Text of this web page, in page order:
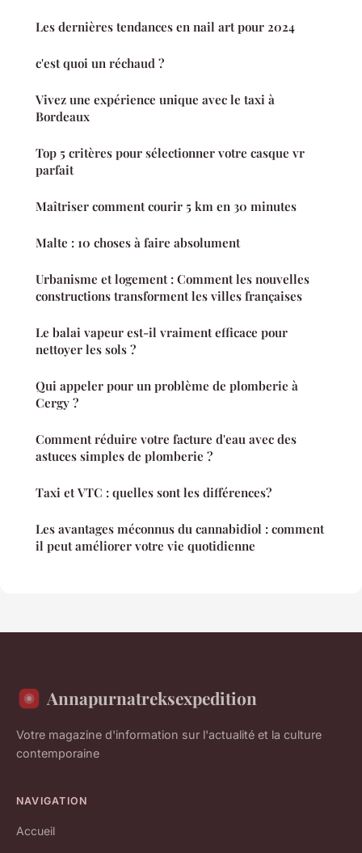
Les dernières tendances en nail art pour 2024
c'est quoi un réchaud ?
Vivez une expérience unique avec le taxi à
Bordeaux
Top 5 critères pour sélectionner votre casque vr
parfait
Maîtriser comment courir 5 km en 30 minutes
Malte : 10 choses à faire absolument
Urbanisme et logement : Comment les nouvelles
constructions transforment les villes françaises
Le balai vapeur est-il vraiment efficace pour
nettoyer les sols ?
Qui appeler pour un problème de plomberie à
Cergy ?
Comment réduire votre facture d'eau avec des
astuces simples de plomberie ?
Taxi et VTC : quelles sont les différences?
Les avantages méconnus du cannabidiol : comment
il peut améliorer votre vie quotidienne
Annapurnatreksexpedition
Votre magazine d'information sur l'actualité et la culture
contemporaine
NAVIGATION
Accueil